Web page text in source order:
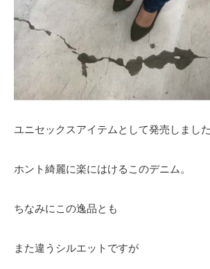
ユニセックスアイテムとして発売しまし
ホント綺麗に楽にはけるこのデニム。
ちなみにこの逸品とも
また違うシルエットですが